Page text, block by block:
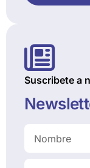
Suscribete a